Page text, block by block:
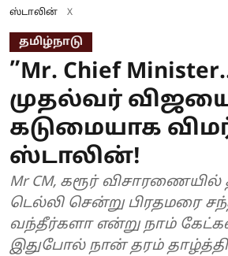
ஸ்டாலின் X
தமிழ்நாடு
”Mr. Chief
முதல்வர்
கடுமையாக
ஸ்டாலின்!
Mr CM, கரூர்
டெல்லி சென்று பிரதமரை
வந்தீர்களா என்று நாம்
இதுபோல் நான் தரம்